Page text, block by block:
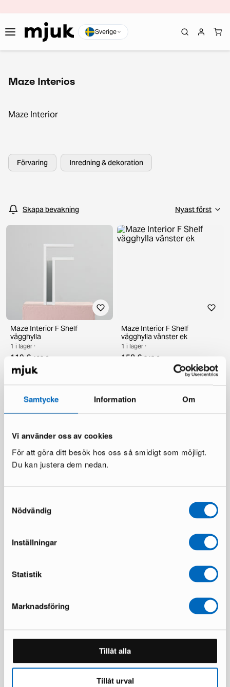
Samtycke Information Om
Vi använder oss av cookies
För att göra ditt besök hos oss så smidigt som möjligt.
Du kan justera dem nedan.
Nödvändig
Inställningar
Statistik
Marknadsföring
Tillåt alla
Tillåt urval
Sverige
Maze Interios
Maze Interior
Förvaring Inredning & dekoration
Skapa bevakning
Maze Interior F Shelf
vägghylla
1 i lager ·
119 € 199 €
Maze Interior F Shelf
vägghylla vänster ek
1 i lager ·
158 € 248 €
Du sparar 154 €